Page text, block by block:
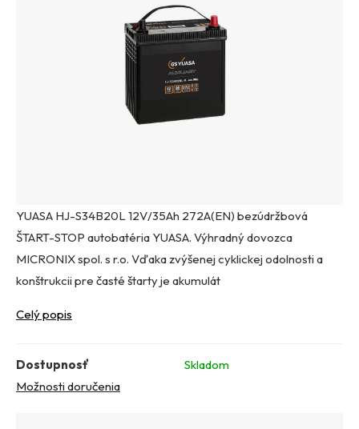
YUASA HJ-S34B20L 12V/35Ah 272A(EN) bezúdržbová
ŠTART-STOP autobatéria YUASA. Výhradný dovozca
MICRONIX spol. s r.o. Vďaka zvýšenej cyklickej odolnosti a
konštrukcii pre časté štarty je akumulát
Celý popis
Dostupnosť
Skladom
Možnosti doručenia